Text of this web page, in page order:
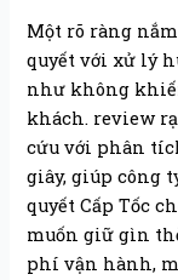
Một rõ ràng
quyết với xử lý
như không
khách. review
cứu với phân
giây, giúp công
quyết Cấp Tốc
muốn giữ gìn
phí vận hành,